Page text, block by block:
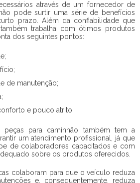
através de um fornecedor de
pode surtir uma série de benefícios
prazo. Além da confiabilidade que
trabalha com ótimos produtos
dos seguintes pontos:
de manutenção;
e pouco atrito.
para caminhão também tem a
um atendimento profissional, já que
de colaboradores capacitados e com
sobre os produtos oferecidos.
colaboram para que o veículo reduza
e, consequentemente, reduza